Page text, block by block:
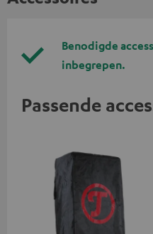
Benodigde
inbegrepen.
Passende